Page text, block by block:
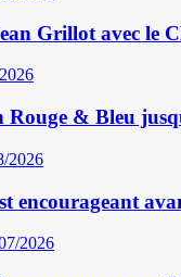
Grillot avec le
& Bleu
2026
encourageant
2026